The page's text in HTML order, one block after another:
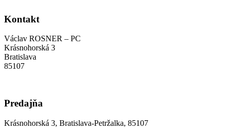
Kontakt
Václav ROSNER – PC
Krásnohorská 3
Bratislava
85107
Predajňa
Krásnohorská 3, Bratislava-Petržalka, 85107